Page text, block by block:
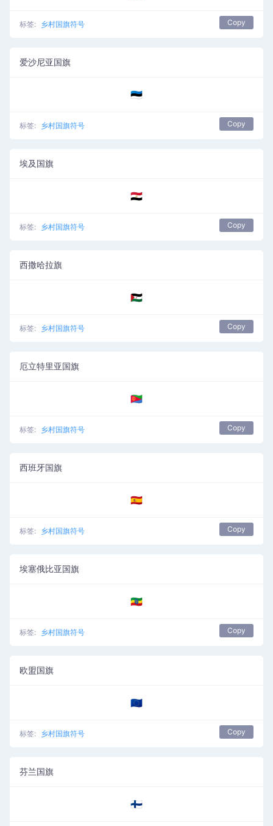
标签: 乡村国旗符号 Copy
爱沙尼亚国旗
🇪🇪
标签: 乡村国旗符号 Copy
埃及国旗
🇪🇬
标签: 乡村国旗符号 Copy
西撒哈拉旗
🇪🇭
标签: 乡村国旗符号 Copy
厄立特里亚国旗
🇪🇷
标签: 乡村国旗符号 Copy
西班牙国旗
🇪🇸
标签: 乡村国旗符号 Copy
埃塞俄比亚国旗
🇪🇹
标签: 乡村国旗符号 Copy
欧盟国旗
🇪🇺
标签: 乡村国旗符号 Copy
芬兰国旗
🇫🇮